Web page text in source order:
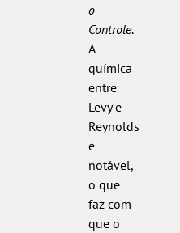
o
Controle.
A
química
entre
Levy e
Reynolds
é
notável,
o que
faz com
que o